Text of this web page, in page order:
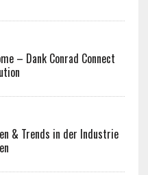
– Dank Conrad Connect
& Trends in der Industrie